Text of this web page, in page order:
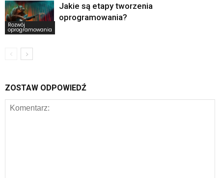
Rozwój
oprogramowania
Jakie są etapy tworzenia
oprogramowania?
ZOSTAW ODPOWIEDŹ